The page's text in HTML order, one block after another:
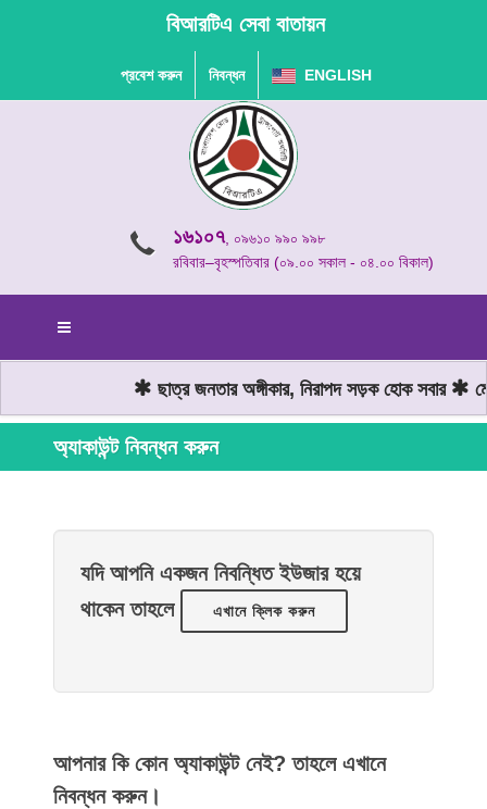
বিআরটিএ সেবা বাতায়ন
প্রবেশ করুন নিবন্ধন ENGLISH
১৬১০৭, ০৯৬১০ ৯৯০ ৯৯৮
রবিবার–বৃহস্পতিবার (০৯.০০ সকাল - ০৪.০০ বিকাল)
ছাত্র জনতার অঙ্গীকার, নিরাপদ সড়ক হোক সবার
অ্যাকাউন্ট নিবন্ধন করুন
যদি আপনি একজন নিবন্ধিত ইউজার হয়ে
থাকেন তাহলে
এখানে ক্লিক করুন
আপনার কি কোন অ্যাকাউন্ট নেই? তাহলে এখানে
নিবন্ধন করুন।